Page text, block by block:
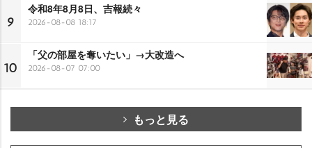
9
令和8年8月8日、吉報続々
2026-08-08 18:17
10
「父の部屋を奪いたい」→大改造へ
2026-08-07 07:00
もっと見る